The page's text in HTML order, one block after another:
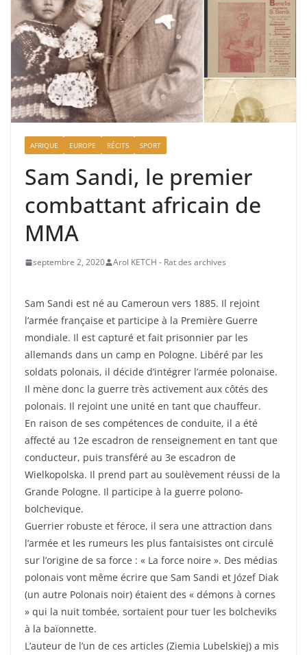
AFRIQUE EUROPE RÉCITS SPORT
Sam Sandi, le premier
combattant africain de
MMA
septembre 2, 2020 Arol KETCH - Rat des archives
Sam Sandi est né au Cameroun vers 1885. Il rejoint
l’armée française et participe à la Première Guerre
mondiale. Il est capturé et fait prisonnier par les
allemands dans un camp en Pologne. Libéré par les
soldats polonais, il décide d’intégrer l’armée polonaise.
Il mène donc la guerre très activement aux côtés des
polonais. Il rejoint une unité en tant que chauffeur.
En raison de ses compétences de conduite, il a été
affecté au 12e escadron de renseignement en tant que
conducteur, puis transféré au 3e escadron de
Wielkopolska. Il prend part au soulèvement réussi de la
Grande Pologne. Il participe à la guerre polono-
bolchevique.
Guerrier robuste et féroce, il sera une attraction dans
l’armée et les rumeurs les plus fantaisistes ont circulé
sur l’origine de sa force : « La force noire ». Des médias
polonais vont même écrire que Sam Sandi et Józef Diak
(un autre Polonais noir) étaient des « démons à cornes
» qui la nuit tombée, sortaient pour tuer les bolcheviks
à la baïonnette.
L’auteur de l’un de ces articles (Ziemia Lubelskiej) a mis